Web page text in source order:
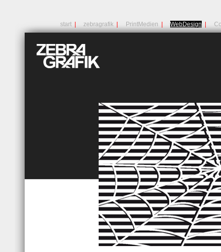
start| zebragrafik PrintMedien WebDesign